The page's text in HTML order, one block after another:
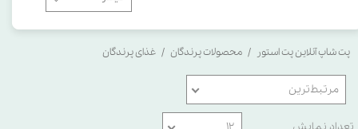
پت شاپ آنلاین پت استور محصولات پرندگان غذای پرندگان
مرتبط‌ترین